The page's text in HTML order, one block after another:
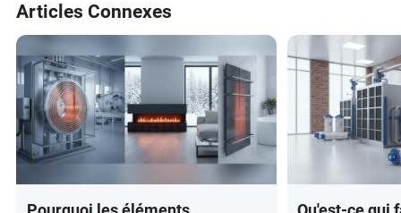
Articles Connexes